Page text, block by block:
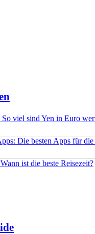
So viel sind Yen in Euro
Die besten Apps für die
ist die beste Reisezeit?